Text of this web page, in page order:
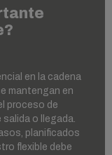
en la cadena
mantengan en
proceso de
salida o llegada.
planificados